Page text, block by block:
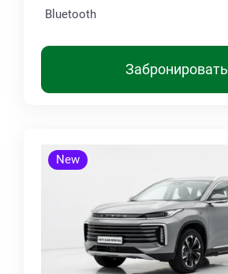
Bluetooth
Забронировать
New